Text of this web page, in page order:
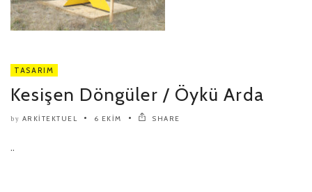
TASARIM
Kesişen Döngüler / Öykü Arda
by ARKITEKTUEL 6 EKIM SHARE
..